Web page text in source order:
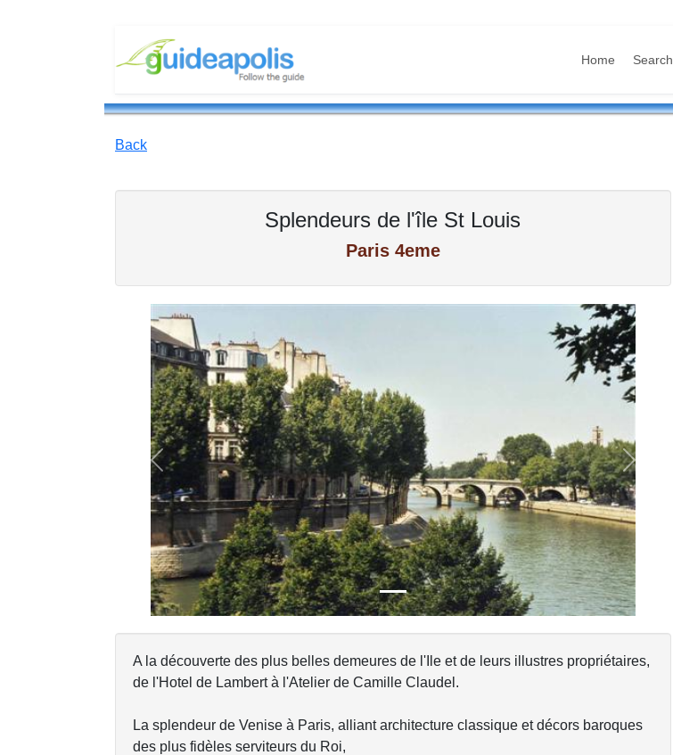
Home Search
Back
Splendeurs de l'île St Louis
Paris 4eme
Previous Next
A la découverte des plus belles demeures de l'Ile et de leurs illustres propriétaires,
de l'Hotel de Lambert à l'Atelier de Camille Claudel.
La splendeur de Venise à Paris, alliant architecture classique et décors baroques
des plus fidèles serviteurs du Roi,